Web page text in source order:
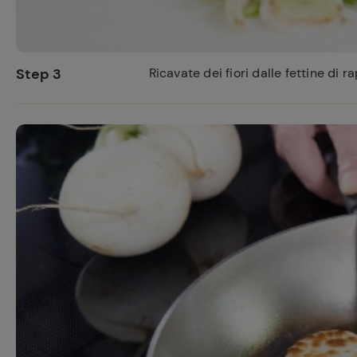
Step 3 Ricavate dei fiori dalle fettine di